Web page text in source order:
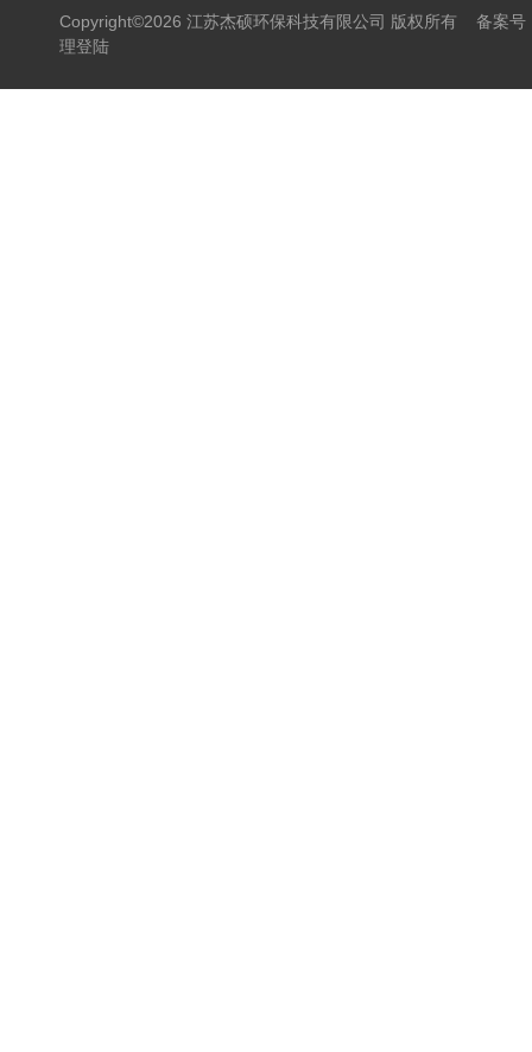
Copyright©2026 江苏杰硕环保科技有限公司 版权所有 备案号
理登陆